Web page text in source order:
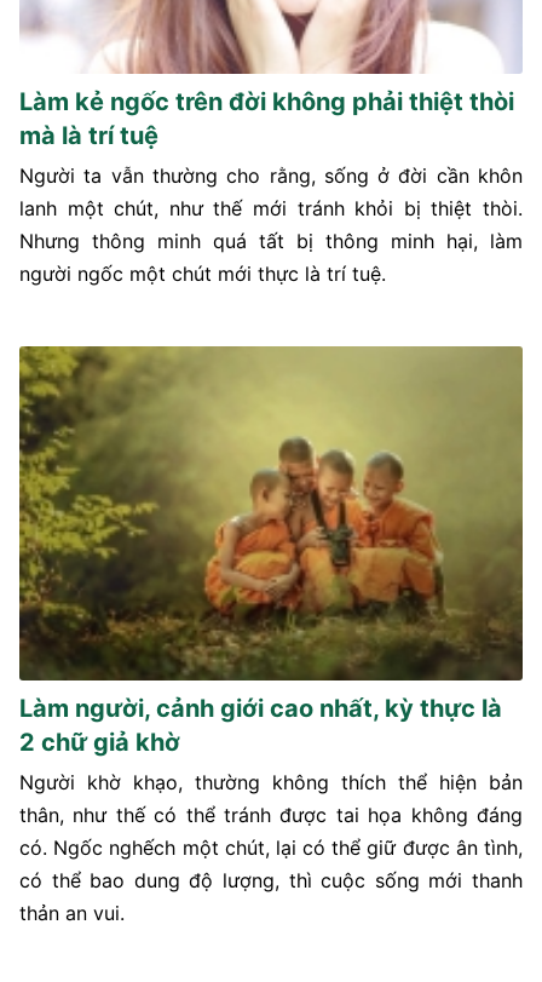
Làm kẻ ngốc trên đời không phải thiệt thòi
mà là trí tuệ
Người ta vẫn thường cho rằng, sống ở đời cần khôn
lanh một chút, như thế mới tránh khỏi bị thiệt thòi.
Nhưng thông minh quá tất bị thông minh hại, làm
người ngốc một chút mới thực là trí tuệ.
Làm người, cảnh giới cao nhất, kỳ thực là
2 chữ giả khờ
Người khờ khạo, thường không thích thể hiện bản
thân, như thế có thể tránh được tai họa không đáng
có. Ngốc nghếch một chút, lại có thể giữ được ân tình,
có thể bao dung độ lượng, thì cuộc sống mới thanh
thản an vui.